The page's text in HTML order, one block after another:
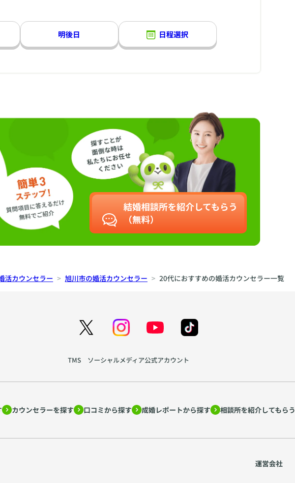
明後日 日程選択
結婚相談所を紹介してもらう
（無料）
活カウンセラー 旭川市の婚活カウンセラー 20代におすすめの婚活カウンセラー一覧
TMS ソーシャルメディア公式アカウント
カウンセラーを探す 口コミから探す 成婚レポートから探す 相談所を紹介してもらう
運営会社